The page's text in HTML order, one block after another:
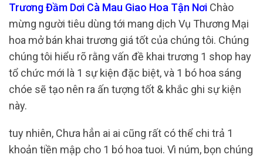
Trương Đầm Dơi Cà Mau Giao Hoa Tận Nơi Chào
mừng người tiêu dùng tới mang dịch Vụ Thương Mại
hoa mở bán khai trương giá tốt của chúng tôi. Chúng
chúng tôi hiểu rõ rằng vấn đề khai trương 1 shop hay
tổ chức mới là 1 sự kiện đặc biệt, và 1 bó hoa sáng
chóe sẽ tạo nên ra ấn tượng tốt & khắc ghi sự kiện
này.
tuy nhiên, Chưa hẳn ai ai cũng rất có thể chi trả 1
khoản tiền mập cho 1 bó hoa tuoi. Vì núm, bọn chúng